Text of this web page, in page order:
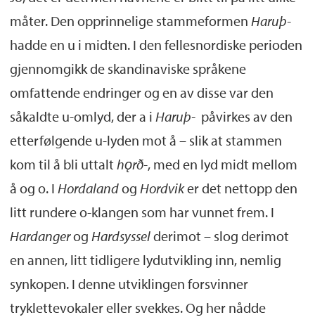
måter. Den opprinnelige stammeformen Haruþ-
hadde en u i midten. I den fellesnordiske perioden
gjennomgikk de skandinaviske språkene
omfattende endringer og en av disse var den
såkaldte u-omlyd, der a i Haruþ-påvirkes av den
etterfølgende u-lyden mot å – slik at stammen
kom til å bli uttalt hǫrð-, med en lyd midt mellom
å og o. I Hordalandog Hordviker det nettopp den
litt rundere o-klangen som har vunnet frem. I
Hardangerog Hardsysselderimot – slog derimot
en annen, litt tidligere lydutvikling inn, nemlig
synkopen. I denne utviklingen forsvinner
tryklettevokaler eller svekkes. Og her nådde